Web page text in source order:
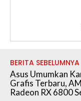
BERITA SEBELUMNYA
Asus Umumkan
Grafis Terbaru,
Radeon RX 6800